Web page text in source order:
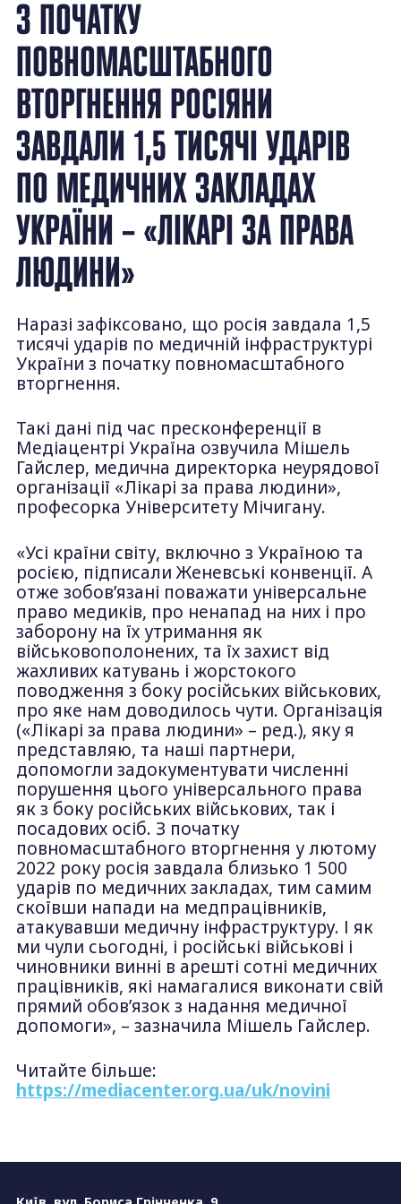
З ПОЧАТКУ
ПОВНОМАСШТАБНОГО
ВТОРГНЕННЯ РОСІЯНИ
ЗАВДАЛИ 1,5 ТИСЯЧІ УДАРІВ
ПО МЕДИЧНИХ ЗАКЛАДАХ
УКРАЇНИ – «ЛІКАРІ ЗА ПРАВА
ЛЮДИНИ»
Наразі зафіксовано, що росія завдала 1,5
тисячі ударів по медичній інфраструктурі
України з початку повномасштабного
вторгнення.
Такі дані під час пресконференції в
Медіацентрі Україна озвучила Мішель
Гайслер, медична директорка неурядової
організації «Лікарі за права людини»,
професорка Університету Мічигану.
«Усі країни світу, включно з Україною та
росією, підписали Женевські конвенції. А
отже зобов’язані поважати універсальне
право медиків, про ненапад на них і про
заборону на їх утримання як
військовополонених, та їх захист від
жахливих катувань і жорстокого
поводження з боку російських військових,
про яке нам доводилось чути. Організація
(«Лікарі за права людини» – ред.), яку я
представляю, та наші партнери,
допомогли задокументувати численні
порушення цього універсального права
як з боку російських військових, так і
посадових осіб. З початку
повномасштабного вторгнення у лютому
2022 року росія завдала близько 1 500
ударів по медичних закладах, тим самим
скоївши напади на медпрацівників,
атакувавши медичну інфраструктуру. І як
ми чули сьогодні, і російські військові і
чиновники винні в арешті сотні медичних
працівників, які намагалися виконати свій
прямий обов’язок з надання медичної
допомоги», – зазначила Мішель Гайслер.
Читайте більше:
https://mediacenter.org.ua/uk/novini